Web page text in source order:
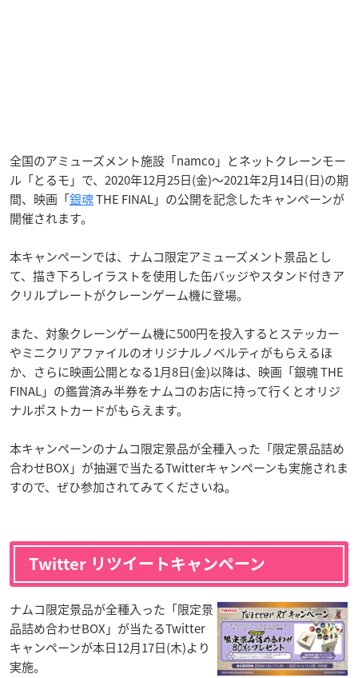
全国のアミューズメント施設「namco」とネットクレーンモー
ル「とるモ」で、2020年12月25日(金)～2021年2月14日(日)の期
間、映画「銀魂THE FINAL」の公開を記念したキャンペーンが
開催されます。
本キャンペーンでは、ナムコ限定アミューズメント景品とし
て、描き下ろしイラストを使用した缶バッジやスタンド付きア
クリルプレートがクレーンゲーム機に登場。
また、対象クレーンゲーム機に500円を投入するとステッカー
やミニクリアファイルのオリジナルノベルティがもらえるほ
か、さらに映画公開となる1月8日(金)以降は、映画「銀魂 THE
FINAL」の鑑賞済み半券をナムコのお店に持って行くとオリジ
ナルポストカードがもらえます。
本キャンペーンのナムコ限定景品が全種入った「限定景品詰め
合わせBOX」が抽選で当たるTwitterキャンペーンも実施されま
すので、ぜひ参加されてみてくださいね。
Twitter リツイートキャンペーン
ナムコ限定景品が全種入った「限定景
品詰め合わせBOX」が当たるTwitter
キャンペーンが本日12月17日(木)より
実施。